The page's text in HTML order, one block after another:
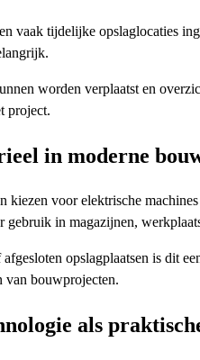
vaak tijdelijke opslaglocaties
worden verplaatst en
project.
in moderne
kiezen voor elektrische
gebruik in magazijnen,
opslagplaatsen is dit
van bouwprojecten.
als